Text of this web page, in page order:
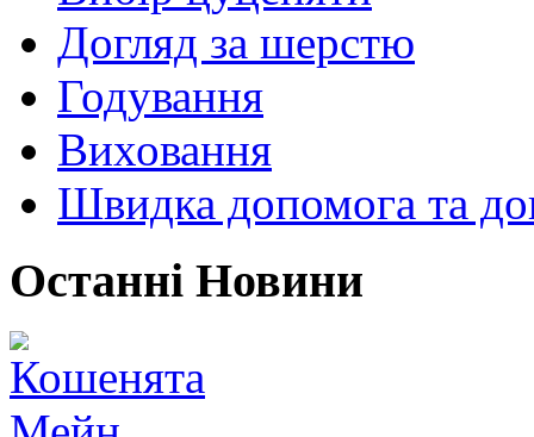
Догляд за шерстю
Годування
Виховання
Швидка допомога та
Останні Новини